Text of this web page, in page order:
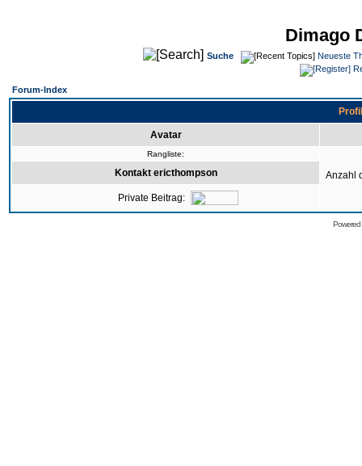
Dimago
Suche
Neueste
Forum-Index
Avatar
Rangliste:
Anzahl
Kontakt ericthompson
Private Beitrag: